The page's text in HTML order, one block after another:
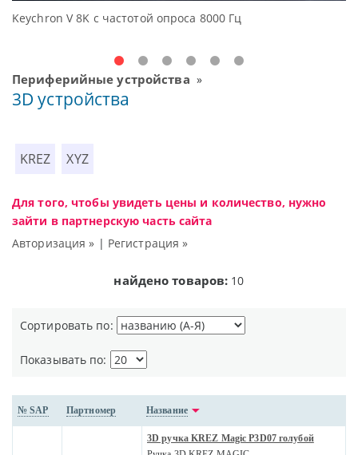
Keychron V 8K с частотой опроса 8000 Гц
Периферийные устройства »
3D устройства
KREZ XYZ
Для того, чтобы увидеть цены и количество, нужно
зайти в партнерскую часть сайта
Авторизация » | Регистрация »
найдено товаров: 10
Сортировать по:
Показывать по:
№ SAP Партномер Название
3D ручка KREZ Magic P3D07 голубой